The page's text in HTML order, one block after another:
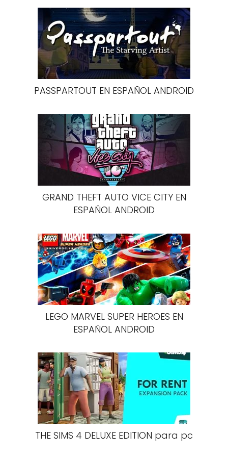
PASSPARTOUT EN ESPAÑOL ANDROID
GRAND THEFT AUTO VICE CITY EN
ESPAÑOL ANDROID
LEGO MARVEL SUPER HEROES EN
ESPAÑOL ANDROID
THE SIMS 4 DELUXE EDITION para pc